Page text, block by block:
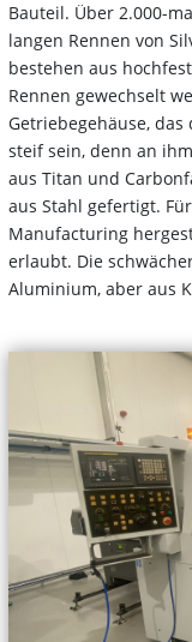
Bauteil. Über 2.000-
langen Rennen von
bestehen aus
Rennen gewechselt
Getriebegehäuse, das
steif sein, denn an
aus Titan und
aus Stahl gefertigt.
Manufacturing
erlaubt. Die
Aluminium, aber aus